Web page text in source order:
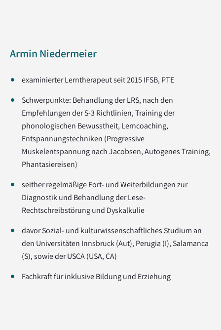
Armin Niedermeier
examinierter Lerntherapeut seit 2015 IFSB, PTE
Schwerpunkte: Behandlung der LRS, nach den
Empfehlungen der S-3 Richtlinien, Training der
phonologischen Bewusstheit, Lerncoaching,
Entspannungstechniken (Progressive
Muskelentspannung nach Jacobsen, Autogenes Training,
Phantasiereisen)
seither regelmäßige Fort- und Weiterbildungen zur
Diagnostik und Behandlung der Lese-
Rechtschreibstörung und Dyskalkulie
davor Sozial- und kulturwissenschaftliches Studium an
den Universitäten Innsbruck (Aut), Perugia (I), Salamanca
(S), sowie der USCA (USA, CA)
Fachkraft für inklusive Bildung und Erziehung